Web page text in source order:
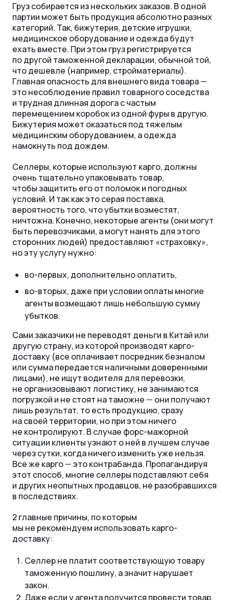
Груз собирается из нескольких заказов. В одной
партии может быть продукция абсолютно разных
категорий. Так, бижутерия, детские игрушки,
медицинское оборудование и одежда будут
ехать вместе. При этом груз регистрируется
по другой таможенной декларации, обычной той,
что дешевле (например, стройматериалы).
Главная опасность для внешнего вида товара—
это несоблюдение правил товарного соседства
и трудная длинная дорога с частым
перемещением коробок из одной фуры в другую.
Бижутерия может оказаться под тяжелым
медицинским оборудованием, а одежда
намокнуть под дождем.
Селлеры, которые используют карго, должны
очень тщательно упаковывать товар,
чтобы защитить его от поломок и погодных
условий. И так как это серая поставка,
вероятность того, что убытки возместят,
ничтожна. Конечно, некоторые агенты (они могут
быть перевозчиками, а могут нанять для этого
сторонних людей) предоставляют «страховку»,
но эту услугу нужно:
во-первых, дополнительно оплатить,
во-вторых, даже при условии оплаты многие
агенты возмещают лишь небольшую сумму
убытков.
Сами заказчики не переводят деньги в Китай или
другую страну, из которой производят карго-
доставку (все оплачивает посредник безналом
или сумма передается наличными доверенными
лицами), не ищут водителя для перевозки,
не организовывают логистику, не занимаются
погрузкой и не стоят на таможне — они получают
лишь результат, то есть продукцию, сразу
на своей территории, но при этом ничего
не контролируют. В случае форс-мажорной
ситуации клиенты узнают о ней в лучшем случае
через сутки, когда ничего изменить уже нельзя.
Все же карго—это контрабанда. Пропагандируя
этот способ, многие селлеры подставляют себя
и других неопытных продавцов, не разобравшихся
в последствиях.
2 главные причины, по которым
мы не рекомендуем использовать карго-
доставку:
Селлер не платит соответствующую товару
таможенную пошлину, а значит нарушает
закон.
Даже если у агента получится провести товар,